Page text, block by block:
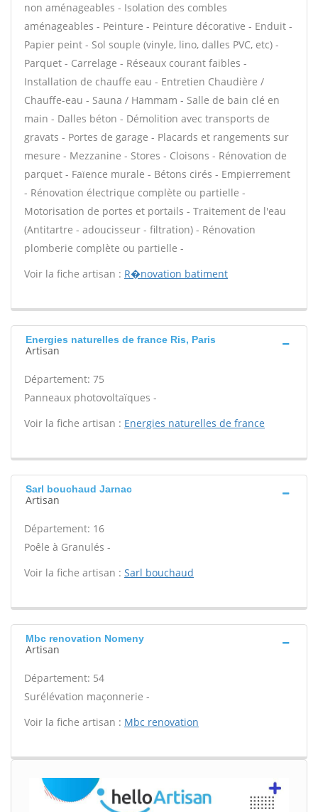
non aménageables - Isolation des combles
aménageables - Peinture - Peinture décorative - Enduit -
Papier peint - Sol souple (vinyle, lino, dalles PVC, etc) -
Parquet - Carrelage - Réseaux courant faibles -
Installation de chauffe eau - Entretien Chaudière /
Chauffe-eau - Sauna / Hammam - Salle de bain clé en
main - Dalles béton - Démolition avec transports de
gravats - Portes de garage - Placards et rangements sur
mesure - Mezzanine - Stores - Cloisons - Rénovation de
parquet - Faïence murale - Bétons cirés - Empierrement
- Rénovation électrique complète ou partielle -
Motorisation de portes et portails - Traitement de l'eau
(Antitartre - adoucisseur - filtration) - Rénovation
plomberie complète ou partielle -
Voir la fiche artisan : R�novation batiment
Energies naturelles de france Ris, Paris
Artisan
Département: 75
Panneaux photovoltaïques -
Voir la fiche artisan : Energies naturelles de france
Sarl bouchaud Jarnac
Artisan
Département: 16
Poêle à Granulés -
Voir la fiche artisan : Sarl bouchaud
Mbc renovation Nomeny
Artisan
Département: 54
Surélévation maçonnerie -
Voir la fiche artisan : Mbc renovation